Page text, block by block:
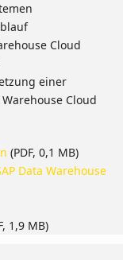
Cloud
einer
Cloud
(PDF, 0,1 MB)
Data Warehouse
1,9 MB)